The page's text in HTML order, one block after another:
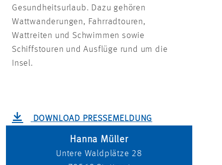
Gesundheitsurlaub. Dazu gehören
Wattwanderungen, Fahrradtouren,
Wattreiten und Schwimmen sowie
Schiffstouren und Ausflüge rund um die
Insel.
DOWNLOAD PRESSEMELDUNG
Hanna Müller
Untere Waldplätze 28